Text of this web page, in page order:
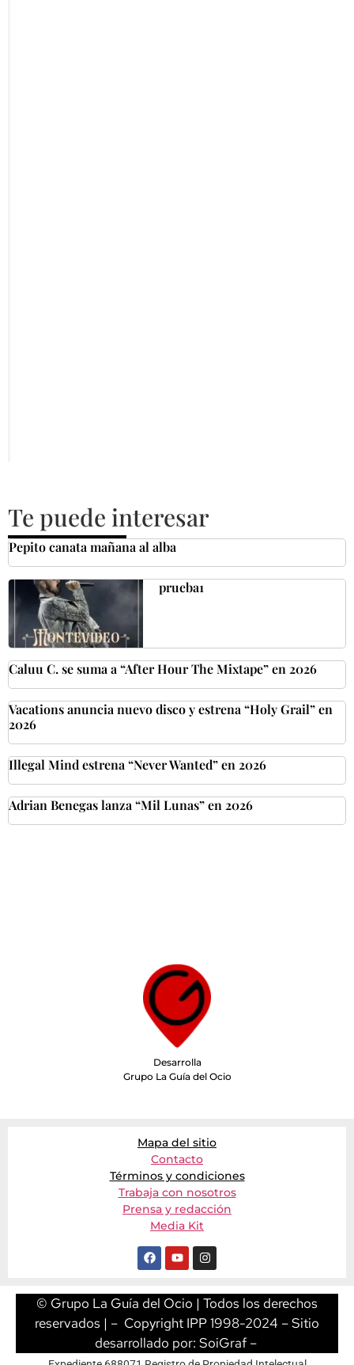
Te puede interesar
Pepito canata mañana al alba
prueba1
Caluu C. se suma a “After Hour The Mixtape” en 2026
Vacations anuncia nuevo disco y estrena “Holy Grail” en
2026
Illegal Mind estrena “Never Wanted” en 2026
Adrian Benegas lanza “Mil Lunas” en 2026
Desarrolla
Grupo La Guía del Ocio
Mapa del sitio
Contacto
Términos y condiciones
Trabaja con nosotros
Prensa y redacción
Media Kit
© Grupo La Guía del Ocio | Todos los derechos
reservados | – Copyright IPP 1998-2024 – Sitio
desarrollado por: SoiGraf–